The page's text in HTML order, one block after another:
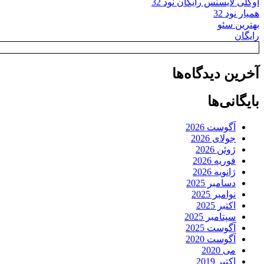
همیار نود 32
بهترین سئو
رایگان
آخرین دیدگاه‌ها
بایگانی‌ها
آگوست 2026
جولای 2026
ژوئن 2026
فوریه 2026
ژانویه 2026
دسامبر 2025
نوامبر 2025
اکتبر 2025
سپتامبر 2025
آگوست 2025
آگوست 2020
می 2020
اکتبر 2019